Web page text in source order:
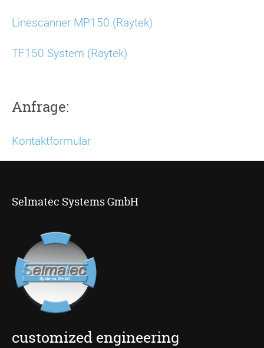
Linescanner MP150 (Raytek)
TF150 System (Raytek)
Anfrage:
Kontaktformular
Selmatec Systems GmbH
customized engineering